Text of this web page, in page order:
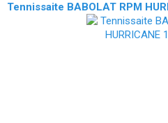
Tennissaite BABOLAT RPM